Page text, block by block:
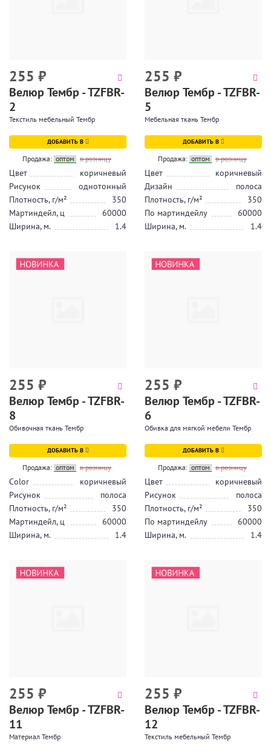
255 ₽
Велюр Тембр - TZFBR-
2
Текстиль мебельный Тембр
ДОБАВИТЬ В
Продажа: оптом в розницу
Цвет
коричневый
Рисунок
однотонный
Плотность, г/м²
350
Мартиндейл, ц
60000
Ширина, м.
1.4
255 ₽
Велюр Тембр - TZFBR-
5
Мебельная ткань Тембр
ДОБАВИТЬ В
Продажа: оптом в розницу
Цвет
коричневый
Дизайн
полоса
Плотность, г/м²
350
По мартиндейлу
60000
Ширина, м.
1.4
255 ₽
Велюр Тембр - TZFBR-
8
Обивочная ткань Тембр
ДОБАВИТЬ В
Продажа: оптом в розницу
Color
коричневый
Рисунок
полоса
Плотность, г/м²
350
Мартиндейл, ц
60000
Ширина, м.
1.4
255 ₽
Велюр Тембр - TZFBR-
6
Обивка для мягкой мебели Тембр
ДОБАВИТЬ В
Продажа: оптом в розницу
Цвет
коричневый
Рисунок
полоса
Плотность, г/м²
350
По мартиндейлу
60000
Ширина, м.
1.4
255 ₽
Велюр Тембр - TZFBR-
11
Материал Тембр
255 ₽
Велюр Тембр - TZFBR-
12
Текстиль мебельный Тембр